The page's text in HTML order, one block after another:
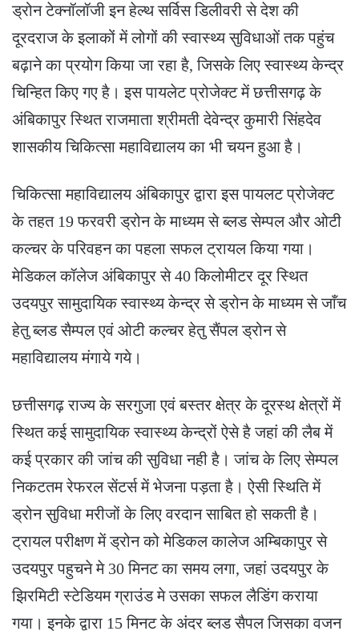
ड्रोन टेक्नॉलॉजी इन हेल्थ सर्विस डिलीवरी से देश की
दूरदराज के इलाकों में लोगों की स्वास्थ्य सुविधाओं तक पहुंच
बढ़ाने का प्रयोग किया जा रहा है, जिसके लिए स्वास्थ्य केन्द्र
चिन्हित किए गए है। इस पायलेट प्रोजेक्ट में छत्तीसगढ़ के
अंबिकापुर स्थित राजमाता श्रीमती देवेन्द्र कुमारी सिंहदेव
शासकीय चिकित्सा महाविद्यालय का भी चयन हुआ है।
चिकित्सा महाविद्यालय अंबिकापुर द्वारा इस पायलट प्रोजेक्ट
के तहत 19 फरवरी ड्रोन के माध्यम से ब्लड सेम्पल और ओटी
कल्चर के परिवहन का पहला सफल ट्रायल किया गया।
मेडिकल कॉलेज अंबिकापुर से 40 किलोमीटर दूर स्थित
उदयपुर सामुदायिक स्वास्थ्य केन्द्र से ड्रोन के माध्यम से जाँच
हेतु ब्लड सैम्पल एवं ओटी कल्चर हेतु सैंपल ड्रोन से
महाविद्यालय मंगाये गये।
छत्तीसगढ़ राज्य के सरगुजा एवं बस्तर क्षेत्र के दूरस्थ क्षेत्रों में
स्थित कई सामुदायिक स्वास्थ्य केन्द्रों ऐसे है जहां की लैब में
कई प्रकार की जांच की सुविधा नही है। जांच के लिए सेम्पल
निकटतम रेफरल सेंटर्स में भेजना पड़ता है। ऐसी स्थिति में
ड्रोन सुविधा मरीजों के लिए वरदान साबित हो सकती है।
ट्रायल परीक्षण में ड्रोन को मेडिकल कालेज अम्बिकापुर से
उदयपुर पहुचने मे 30 मिनट का समय लगा, जहां उदयपुर के
झिरमिटी स्टेडियम ग्राउंड मे उसका सफल लैडिंग कराया
गया। इनके द्वारा 15 मिनट के अंदर ब्लड सैपल जिसका वजन